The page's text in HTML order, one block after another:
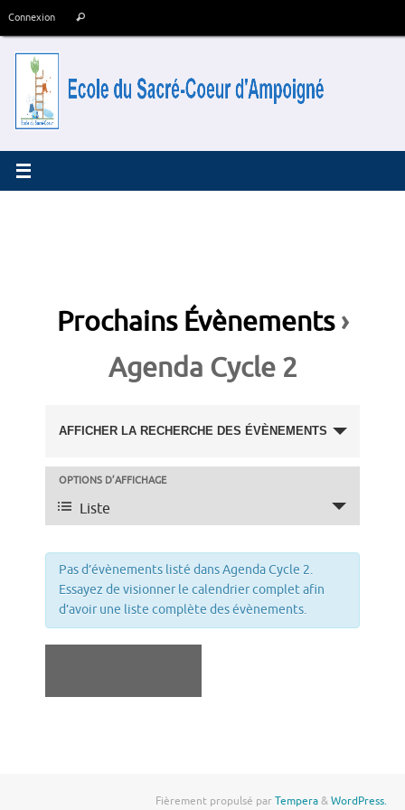
Connexion Rechercher
Prochains Évènements›
Agenda Cycle 2
Recherche
et
navigation
de
vues
Évènements
AFFICHER LA RECHERCHE DES ÉVÈNEMENTS
Navigation
de
vues
évènement
OPTIONS D’AFFICHAGE
Liste
Pas d’évènements listé dans Agenda Cycle 2.
Essayez de visionner le calendrier complet afin
d’avoir une liste complète des évènements.
Fièrement propulsé parTempera&WordPress.